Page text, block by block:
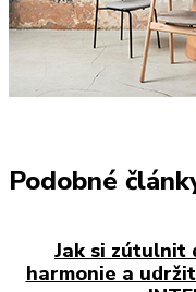
Podobné
Jak si zútulnit
harmonie a